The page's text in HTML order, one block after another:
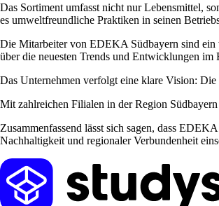
Das Sortiment umfasst nicht nur Lebensmittel,
es umweltfreundliche Praktiken in seinen
Die Mitarbeiter von EDEKA Südbayern sind ein
über die neuesten Trends und Entwicklungen im
Das Unternehmen verfolgt eine klare Vision:
Mit zahlreichen Filialen in der Region
Zusammenfassend lässt sich sagen, dass
Nachhaltigkeit und regionaler Verbundenheit